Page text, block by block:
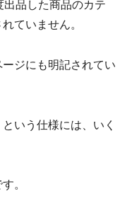
品した商品のカテ
ていません。
ジにも明記されてい
いう仕様には、いく
。